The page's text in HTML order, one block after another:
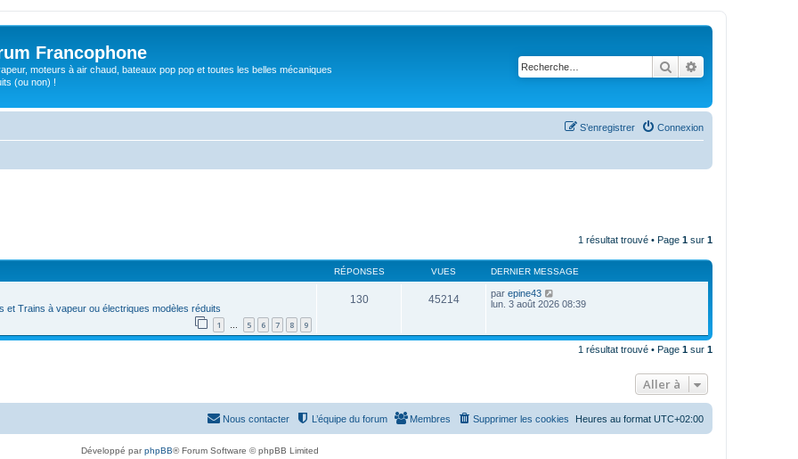
Francophone
moteurs à air chaud, bateaux pop pop et toutes les belles mécaniques
(ou non) !
Rechercher
Connexion
S’enregistrer
1 résultat trouvé • Page 1 sur 1
RÉPONSES VUES DERNIER MESSAGE
et Trains à vapeur ou électriques modèles réduits
1 … 5 6 7 8 9
130 45214 par epine43
lun. 3 août 2026 08:39
1 résultat trouvé • Page 1 sur 1
Aller à
Heures au format UTC+02:00
Supprimer les cookies
Membres
L’équipe du forum
Nous contacter
Développé parphpBB® Forum Software © phpBB Limited